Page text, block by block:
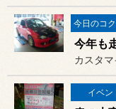
今年も
イベン